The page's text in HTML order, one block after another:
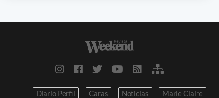
Diario Perfil Caras Noticias
Marie Claire